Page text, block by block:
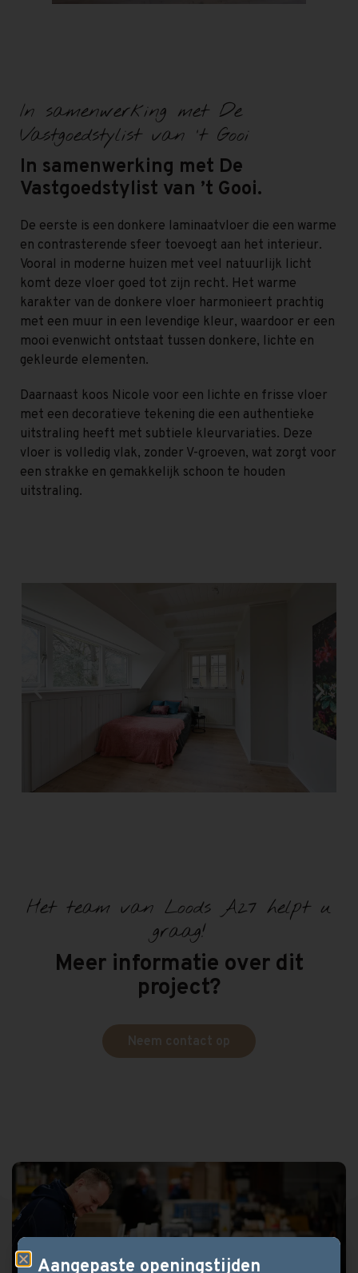
In samenwerking met De
Vastgoedstylist van ’t Gooi
In samenwerking met De
Vastgoedstylist van ’t Gooi.
De eerste is een donkere laminaatvloer die een warme
en contrasterende sfeer toevoegt aan het interieur.
Vooral in moderne huizen met veel natuurlijk licht
komt deze vloer goed tot zijn recht. Het warme
karakter van de donkere vloer harmonieert prachtig
met een muur in een levendige kleur, waardoor er een
mooi evenwicht ontstaat tussen donkere, lichte en
gekleurde elementen.
Daarnaast koos Nicole voor een lichte en frisse vloer
met een decoratieve tekening die een authentieke
uitstraling heeft met subtiele kleurvariaties. Deze
vloer is volledig vlak, zonder V-groeven, wat zorgt voor
een strakke en gemakkelijk schoon te houden
uitstraling.
Het team van Loods A27 helpt u
graag!
Meer informatie over dit
project?
Neem contact op
Aangepaste openingstijden